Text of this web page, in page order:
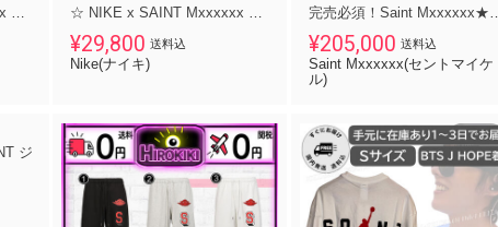
¥29,800 送料込
Nike(ナイキ)
¥205,000 送料込
Saint Mxxxxxx(セントマイケ
ル)